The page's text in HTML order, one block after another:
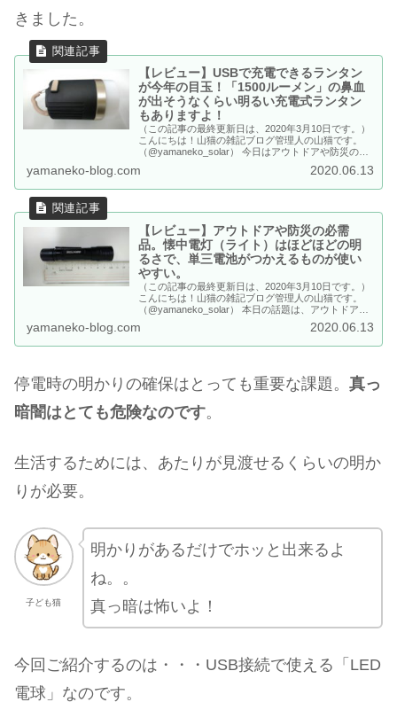
きました。
【レビュー】USBで充電できるランタン
が今年の目玉！「1500ルーメン」の鼻血
が出そうなくらい明るい充電式ランタン
もありますよ！
（この記事の最終更新日は、2020年3月10日です。）
こんにちは！山猫の雑記ブログ管理人の山猫です。
（@yamaneko_solar） 今日はアウトドアや防災の必
す。 LEDランタンが発売されて以来、ランタン業界
yamaneko-blog.com 2020.06.13
【レビュー】アウトドアや防災の必需
品。懐中電灯（ライト）はほどほどの明
るさで、単三電池がつかえるものが使い
やすい。
（この記事の最終更新日は、2020年3月10日です。）
こんにちは！山猫の雑記ブログ管理人の山猫です。
（@yamaneko_solar） 本日の話題は、アウトドアの
必需品「懐中電灯」です。 もちろん防災用として
も、家族一人ひとりに一個は持っていたいですよね。
とは言っても、いったいどれを買ったらいいのか分か
yamaneko-blog.com 2020.06.13
停電時の明かりの確保はとっても重要な課題。 真っ
暗闇はとても危険なのです。
生活するためには、あたりが見渡せるくらいの明か
りが必要。
子ども猫
明かりがあるだけでホッと出来るよ
ね。。
真っ暗は怖いよ！
今回ご紹介するのは・・・USB接続で使える「LED
電球」なのです。